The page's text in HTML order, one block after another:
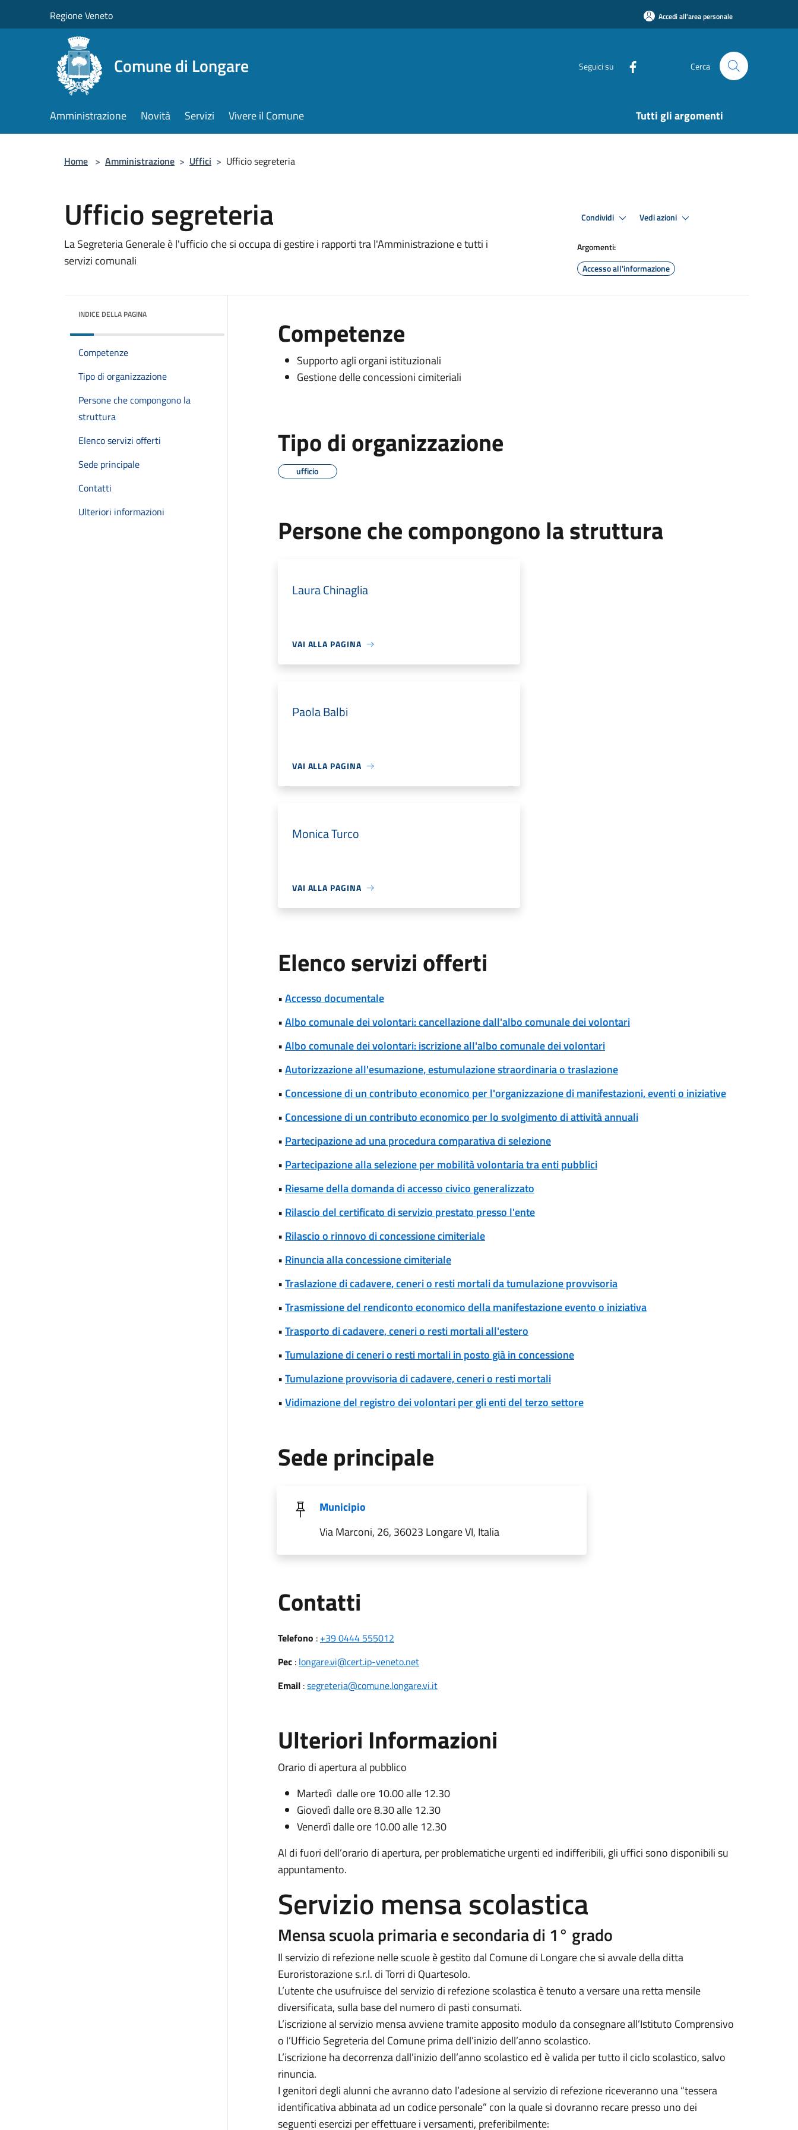
Regione Veneto Accedi all'area personale
Comune di Longare Seguici su Cerca
Amministrazione Novità Servizi Vivere il Comune Tutti gli argomenti
Home > Amministrazione > Uffici > Ufficio segreteria
Ufficio segreteria
La Segreteria Generale è l'ufficio che si occupa di gestire i rapporti tra l'Amministrazione e tutti i
servizi comunali
Condividi Vedi azioni
Argomenti:
Accesso all'informazione
INDICE DELLA PAGINA
Competenze
Tipo di organizzazione
Persone che compongono la
struttura
Elenco servizi offerti
Sede principale
Contatti
Ulteriori informazioni
Competenze
Supporto agli organi istituzionali
Gestione delle concessioni cimiteriali
Tipo di organizzazione
ufficio
Persone che compongono la struttura
Laura Chinaglia
VAI ALLA PAGINA
Paola Balbi
VAI ALLA PAGINA
Monica Turco
VAI ALLA PAGINA
Elenco servizi offerti
•Accesso documentale
•Albo comunale dei volontari: cancellazione dall'albo comunale dei volontari
•Albo comunale dei volontari: iscrizione all'albo comunale dei volontari
•Autorizzazione all'esumazione, estumulazione straordinaria o traslazione
• Concessione di un contributo economico per l'organizzazione di manifestazioni, eventi o iniziative
• Concessione di un contributo economico per lo svolgimento di attività annuali
• Partecipazione ad una procedura comparativa di selezione
• Partecipazione alla selezione per mobilità volontaria tra enti pubblici
• Riesame della domanda di accesso civico generalizzato
• Rilascio del certificato di servizio prestato presso l'ente
• Rilascio o rinnovo di concessione cimiteriale
• Rinuncia alla concessione cimiteriale
•Traslazione di cadavere, ceneri o resti mortali da tumulazione provvisoria
•Trasmissione del rendiconto economico della manifestazione evento o iniziativa
•Trasporto di cadavere, ceneri o resti mortali all'estero
•Tumulazione di ceneri o resti mortali in posto già in concessione
•Tumulazione provvisoria di cadavere, ceneri o resti mortali
•Vidimazione del registro dei volontari per gli enti del terzo settore
Sede principale
Municipio
Via Marconi, 26, 36023 Longare VI, Italia
Contatti
Telefono : +39 0444 555012
Pec: longare.vi@cert.ip-veneto.net
Email:segreteria@comune.longare.vi.it
Ulteriori Informazioni
Orario di apertura al pubblico
Martedì dalle ore 10.00 alle 12.30
Giovedì dalle ore 8.30 alle 12.30
Venerdì dalle ore 10.00 alle 12.30
Al di fuori dell’orario di apertura, per problematiche urgenti ed indifferibili, gli uffici sono disponibili su
appuntamento.
Servizio mensa scolastica
Mensa scuola primaria e secondaria di 1° grado
Il servizio di refezione nelle scuole è gestito dal Comune di Longare che si avvale della ditta
Euroristorazione s.r.l. di Torri di Quartesolo.
L’utente che usufruisce del servizio di refezione scolastica è tenuto a versare una retta mensile
diversificata, sulla base del numero di pasti consumati.
L’iscrizione al servizio mensa avviene tramite apposito modulo da consegnare all’Istituto Comprensivo
o l’Ufficio Segreteria del Comune prima dell’inizio dell’anno scolastico.
L’iscrizione ha decorrenza dall’inizio dell’anno scolastico ed è valida per tutto il ciclo scolastico, salvo
rinuncia.
I genitori degli alunni che avranno dato l’adesione al servizio di refezione riceveranno una “tessera
identificativa abbinata ad un codice personale” con la quale si dovranno recare presso uno dei
seguenti esercizi per effettuare i versamenti, preferibilmente: